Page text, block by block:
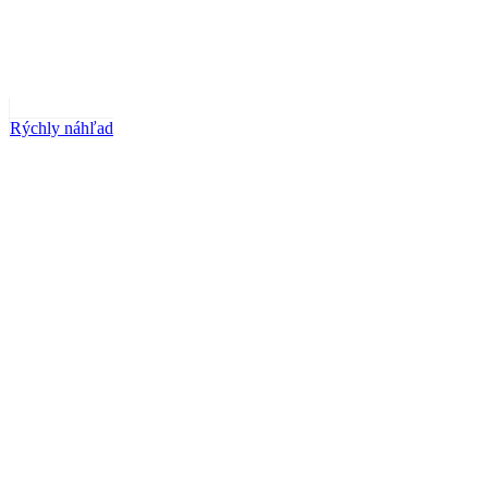
Rýchly náhľad